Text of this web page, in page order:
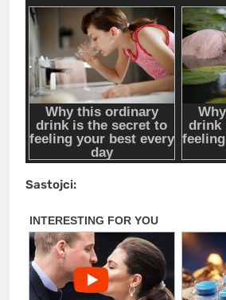
Sastojci: